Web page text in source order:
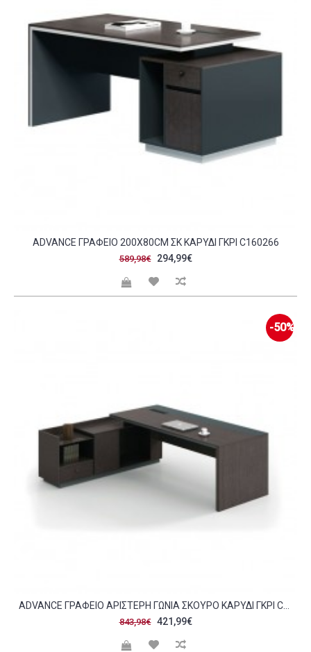
ADVANCE ΓΡΑΦΕΊΟ 200X80CM ΣΚ ΚΑΡΥΔΊ ΓΚΡΙ C160266
589,98€ 294,99€
-50%
843,98€ 421,99€